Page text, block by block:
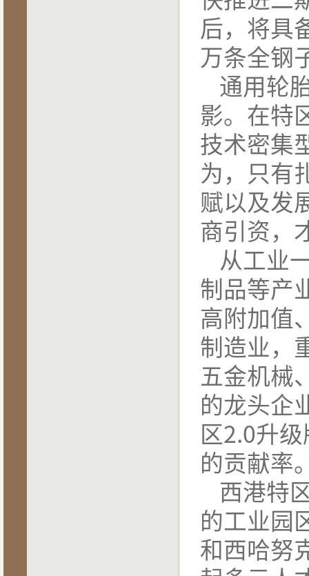
后，将具
万条全钢
通用轮
影。在特
技术密集
为，只有
赋以及发
商引资，
从工业
制品等产
高附加值
制造业，
五金机械
的龙头企
区2.0升
的贡献率
西港特
的工业园
和西哈努